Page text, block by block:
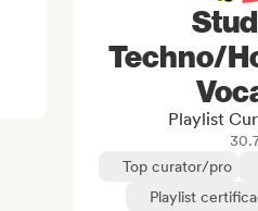
Techno/
Playlist
Top curator/pro
Playlist